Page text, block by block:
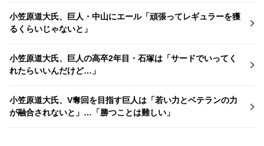
小笠原道大氏、巨人・中山にエール「頑張ってレギュラーを獲
るくらいじゃないと」
小笠原道大氏、巨人の高卒2年目・石塚は「サードでいってく
れたらいいんだけど…」
小笠原道大氏、V奪回を目指す巨人は「若い力とベテランの力
が融合されないと」…「勝つことは難しい」